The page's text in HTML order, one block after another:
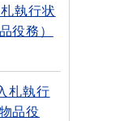
執行状
役務）
札執行
品役